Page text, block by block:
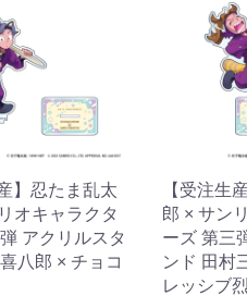
】忍たま乱太
オキャラクタ
アクリルスタ
八郎 × チョコ
【受注生
郎 × サン
ーズ 第三
ンド 田村
レッシブ